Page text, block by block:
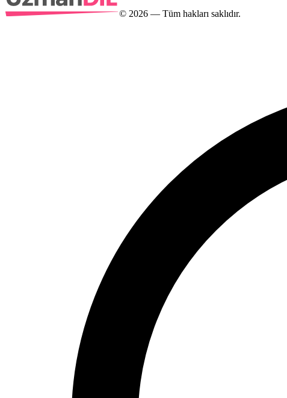
© 2026 — Tüm hakları saklıdır.